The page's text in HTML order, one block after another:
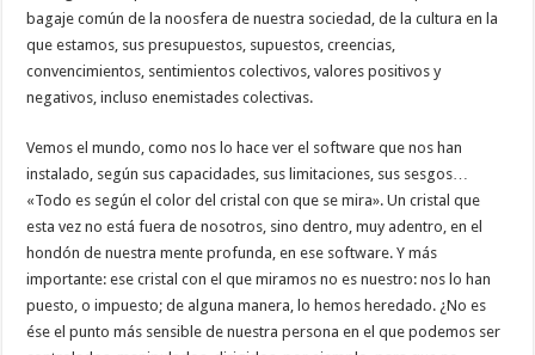
bagaje común de la noosfera de nuestra sociedad, de la cultura en la
que estamos, sus presupuestos, supuestos, creencias,
convencimientos, sentimientos colectivos, valores positivos y
negativos, incluso enemistades colectivas.
Vemos el mundo, como nos lo hace ver el software que nos han
instalado, según sus capacidades, sus limitaciones, sus sesgos…
«Todo es según el color del cristal con que se mira». Un cristal que
esta vez no está fuera de nosotros, sino dentro, muy adentro, en el
hondón de nuestra mente profunda, en ese software. Y más
importante: ese cristal con el que miramos no es nuestro: nos lo han
puesto, o impuesto; de alguna manera, lo hemos heredado. ¿No es
ése el punto más sensible de nuestra persona en el que podemos ser